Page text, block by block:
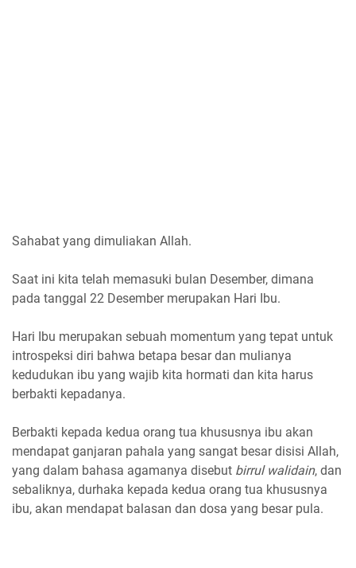
Sahabat yang dimuliakan Allah.
Saat ini kita telah memasuki bulan Desember, dimana
pada tanggal 22 Desember merupakan Hari Ibu.
Hari Ibu merupakan sebuah momentum yang tepat untuk
introspeksi diri bahwa betapa besar dan mulianya
kedudukan ibu yang wajib kita hormati dan kita harus
berbakti kepadanya.
Berbakti kepada kedua orang tua khususnya ibu akan
mendapat ganjaran pahala yang sangat besar disisi Allah,
yang dalam bahasa agamanya disebut birrul walidain, dan
sebaliknya, durhaka kepada kedua orang tua khususnya
ibu, akan mendapat balasan dan dosa yang besar pula.